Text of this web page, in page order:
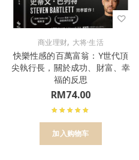
商业理财, 大将·生活
快樂性感的百萬富翁：Y世代頂
尖執行長，關於成功、財富、幸
福的反思
RM74.00
加入购物车